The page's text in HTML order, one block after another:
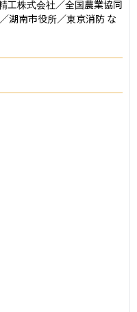
工株式会社／全国農業協同
湖南市役所／東京消防 な